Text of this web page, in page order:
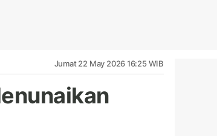
Jumat 22 May 2026 16:25 WIB